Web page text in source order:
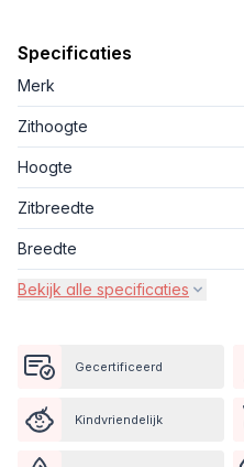
Specificaties
Merk
Zithoogte
Hoogte
Zitbreedte
Breedte
Bekijk alle specificaties
Gecertificeerd
Kindvriendelijk